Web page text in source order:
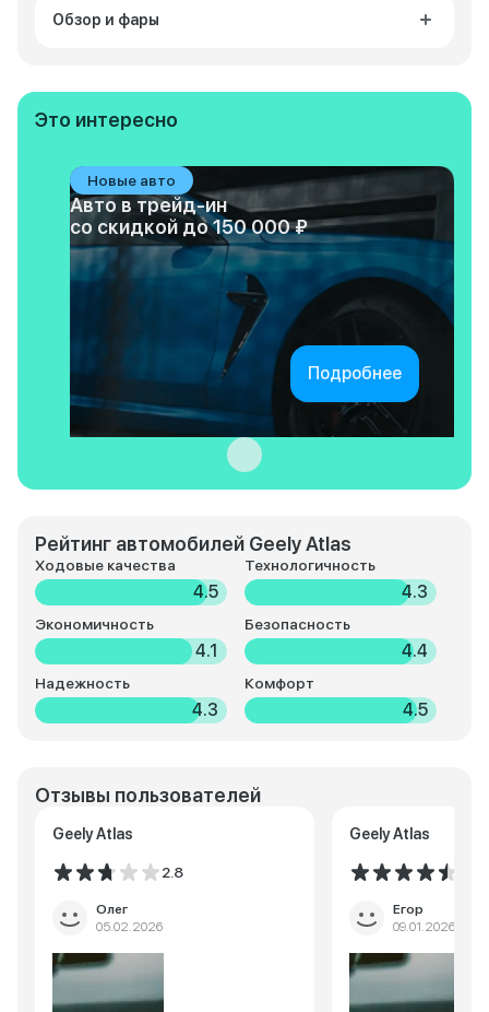
Обзор и фары
Это интересно
Новые авто
Авто в трейд-ин
со скидкой до 150 000 ₽
Подробнее
Рейтинг автомобилей Geely Atlas
Ходовые качества
4.5
Технологичность
4.3
Экономичность
4.1
Безопасность
4.4
Надежность
4.3
Комфорт
4.5
Отзывы пользователей
Geely Atlas
2.8
Олег
05.02.2026
Geely Atlas
Егор
09.01.2026